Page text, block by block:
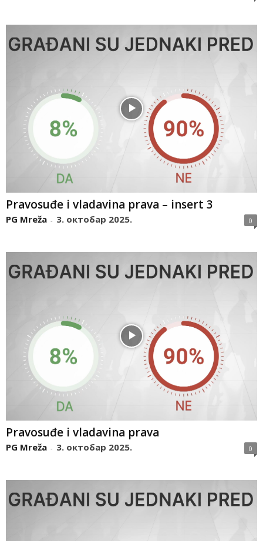
Pravosuđe i vladavina prava – insert 3
PG Mreža - 3. октобар 2025. 0
Pravosuđe i vladavina prava
PG Mreža - 3. октобар 2025. 0